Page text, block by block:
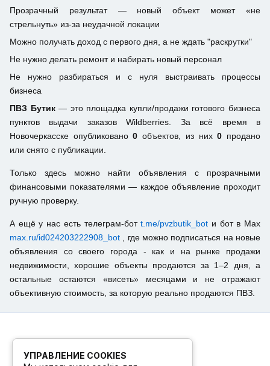
Прозрачный результат — новый объект может «не
стрельнуть» из-за неудачной локации
Можно получать доход с первого дня, а не ждать "раскрутки"
Не нужно делать ремонт и набирать новый персонал
Не нужно разбираться и с нуля выстраивать процессы
бизнеса
ПВЗ Бутик— это площадка купли/продажи готового бизнеса
пунктов выдачи заказов Wildberries. За всё время в
Новочеркасске опубликовано0 объектов, из них0 продано
или снято с публикации.
Только здесь можно найти объявления с прозрачными
финансовыми показателями — каждое объявление проходит
ручную проверку.
А ещё у нас есть телеграм-ботt.me/pvzbutik_bot и бот в Max
max.ru/id024203222908_bot
, где можно подписаться на новые
объявления со своего города - как и на рынке продажи
недвижимости, хорошие объекты продаются за 1–2 дня, а
остальные остаются «висеть» месяцами и не отражают
объективную стоимость, за которую реально продаются ПВЗ.
УПРАВЛЕНИЕ COOKIES